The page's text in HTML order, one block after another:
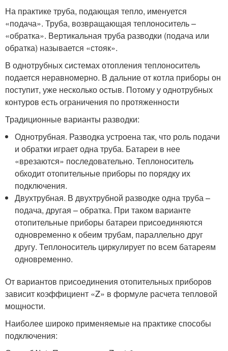
На практике труба, подающая тепло, именуется
«подача». Труба, возвращающая теплоноситель –
«обратка». Вертикальная труба разводки (подача или
обратка) называется «стояк».
В однотрубных системах отопления теплоноситель
подается неравномерно. В дальние от котла приборы он
поступит, уже несколько остыв. Потому у однотрубных
контуров есть ограничения по протяженности
Традиционные варианты разводки:
Однотрубная. Разводка устроена так, что роль подачи
и обратки играет одна труба. Батареи в нее
«врезаются» последовательно. Теплоноситель
обходит отопительные приборы по порядку их
подключения.
Двухтрубная. В двухтрубной разводке одна труба –
подача, другая – обратка. При таком варианте
отопительные приборы батареи присоединяются
одновременно к обеим трубам, параллельно друг
другу. Теплоноситель циркулирует по всем батареям
одновременно.
От вариантов присоединения отопительных приборов
зависит коэффициент «Z» в формуле расчета тепловой
мощности.
Наиболее широко применяемые на практике способы
подключения: